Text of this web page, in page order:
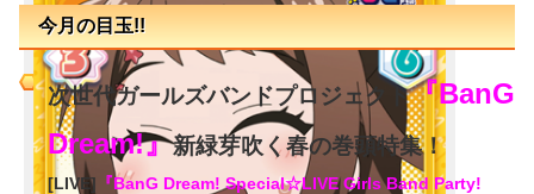
今月の目玉!!
次世代ガールズバンドプロジェクト『BanG
Dream!』新緑芽吹く春の巻頭特集！
[LIVE] 『BanG Dream! Special☆LIVE Girls Band Party!